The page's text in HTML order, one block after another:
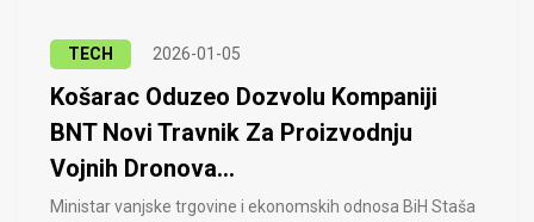
TECH 2026-01-05
Košarac Oduzeo Dozvolu Kompaniji
BNT Novi Travnik Za Proizvodnju
Vojnih Dronova...
Ministar vanjske trgovine i ekonomskih odnosa BiH Staša